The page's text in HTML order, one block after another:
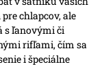
chlapcov, ale
s ľanovými či
rifľami, čím sa
i špeciálne